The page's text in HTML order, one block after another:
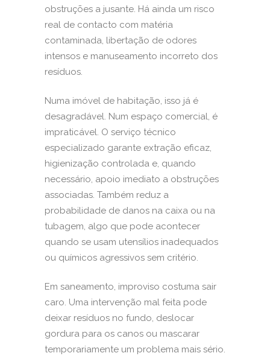
obstruções a jusante. Há ainda um risco
real de contacto com matéria
contaminada, libertação de odores
intensos e manuseamento incorreto dos
resíduos.
Numa imóvel de habitação, isso já é
desagradável. Num espaço comercial, é
impraticável. O serviço técnico
especializado garante extração eficaz,
higienização controlada e, quando
necessário, apoio imediato a obstruções
associadas. Também reduz a
probabilidade de danos na caixa ou na
tubagem, algo que pode acontecer
quando se usam utensílios inadequados
ou químicos agressivos sem critério.
Em saneamento, improviso costuma sair
caro. Uma intervenção mal feita pode
deixar resíduos no fundo, deslocar
gordura para os canos ou mascarar
temporariamente um problema mais sério.